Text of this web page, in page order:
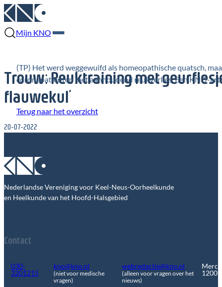
Mijn KNO
Trouw: Reuktraining met
flauwekul’
20-07-2022
(TP) Het werd weggewuifd als homeopathische quatsch,
coronapatiënten met aanhoudend reukverlies. Een KNO-
Terug naar het overzicht
Nederlandse Vereniging voor Keel-Neus-Oorheelkunde
en Heelkunde van het Hoofd-Halsgebied
Contact
030-
3201215
kno@kno.nl
(niet voor medische
vragen)
webredactie@kno.nl
(alleen voor vragen over het
nieuws)
1200